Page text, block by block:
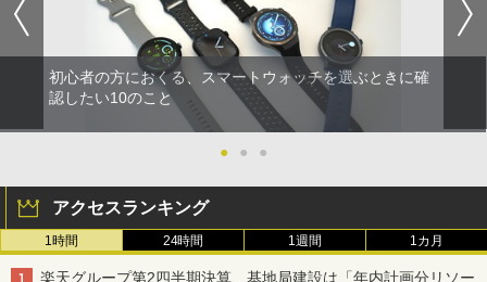
初心者の方におくる、スマートウォッチを選ぶときに確
認したい10のこと
● ● ●
アクセスランキング
1時間 24時間 1週間 1カ月
楽天グループ第2四半期決算、基地局建設は「年内計画分リソー